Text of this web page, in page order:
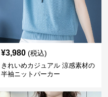
¥3,980 (税込)
きれいめカジュアル 涼感素材の
半袖ニットパーカー